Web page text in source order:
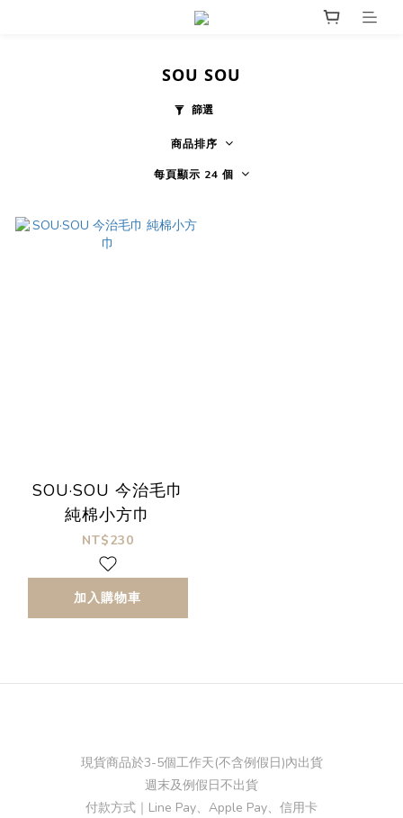
SOU SOU
篩選
商品排序
每頁顯示 24 個
SOU·SOU 今治毛巾
純棉小方巾
NT$230
加入購物車
現貨商品於3-5個工作天(不含例假日)內出貨
週末及例假日不出貨
付款方式｜Line Pay、Apple Pay、信用卡